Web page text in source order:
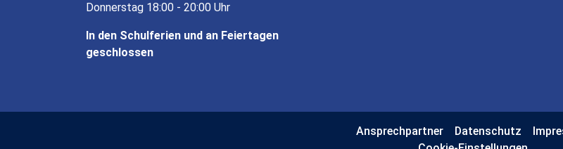
Donnerstag 18:00 - 20:00 Uhr
In den Schulferien und an Feiertagen
geschlossen
Ansprechpartner Datenschutz